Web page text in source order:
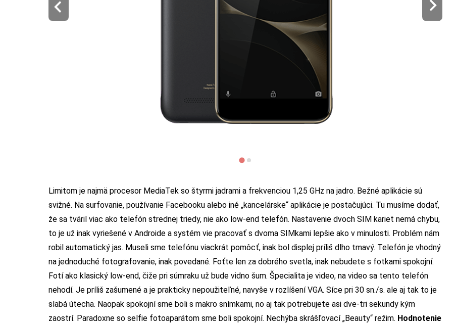
Limitom je najmä procesor MediaTek so štyrmi jadrami a frekvenciou 1,25 GHz na jadro. Bežné aplikácie sú
svižné. Na surfovanie, používanie Facebooku alebo iné „kancelárske“ aplikácie je postačujúci. Tu musíme dodať,
že sa tváril viac ako telefón strednej triedy, nie ako low-end telefón. Nastavenie dvoch SIM kariet nemá chybu,
to je už inak vyriešené v Androide a systém vie pracovať s dvoma SIMkami lepšie ako v minulosti. Problém nám
robil automatický jas. Museli sme telefónu viackrát pomôcť, inak bol displej príliš dlho tmavý. Telefón je vhodný
na jednoduché fotografovanie, inak povedané. Foťte len za dobrého svetla, inak nebudete s fotkami spokojní.
Fotí ako klasický low-end, čiže pri súmraku už bude vidno šum. Špecialita je video, na video sa tento telefón
nehodí. Je príliš zašumené a je prakticky nepoužiteľné, navyše v rozlíšení VGA. Síce pri 30 sn./s. ale aj tak to je
slabá útecha. Naopak spokojní sme boli s makro snímkami, no aj tak potrebujete asi dve-tri sekundy kým
zaostrí. Paradoxne so selfie fotoaparátom sme boli spokojní. Nechýba skrášľovací „Beauty“ režim. Hodnotenie